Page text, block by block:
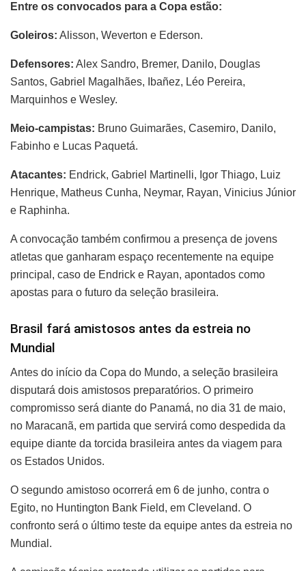
Entre os convocados para a Copa estão:
Goleiros: Alisson, Weverton e Ederson.
Defensores: Alex Sandro, Bremer, Danilo, Douglas
Santos, Gabriel Magalhães, Ibañez, Léo Pereira,
Marquinhos e Wesley.
Meio-campistas: Bruno Guimarães, Casemiro, Danilo,
Fabinho e Lucas Paquetá.
Atacantes: Endrick, Gabriel Martinelli, Igor Thiago, Luiz
Henrique, Matheus Cunha, Neymar, Rayan, Vinicius Júnior
e Raphinha.
A convocação também confirmou a presença de jovens
atletas que ganharam espaço recentemente na equipe
principal, caso de Endrick e Rayan, apontados como
apostas para o futuro da seleção brasileira.
Brasil fará amistosos antes da estreia no
Mundial
Antes do início da Copa do Mundo, a seleção brasileira
disputará dois amistosos preparatórios. O primeiro
compromisso será diante do Panamá, no dia 31 de maio,
no Maracanã, em partida que servirá como despedida da
equipe diante da torcida brasileira antes da viagem para
os Estados Unidos.
O segundo amistoso ocorrerá em 6 de junho, contra o
Egito, no Huntington Bank Field, em Cleveland. O
confronto será o último teste da equipe antes da estreia no
Mundial.